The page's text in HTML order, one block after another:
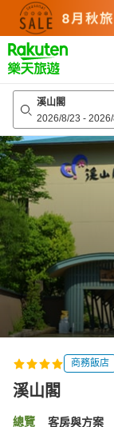
top
page
溪山閣
2026/8/23 -
商務飯店
溪山閣
總覽 客房與方案